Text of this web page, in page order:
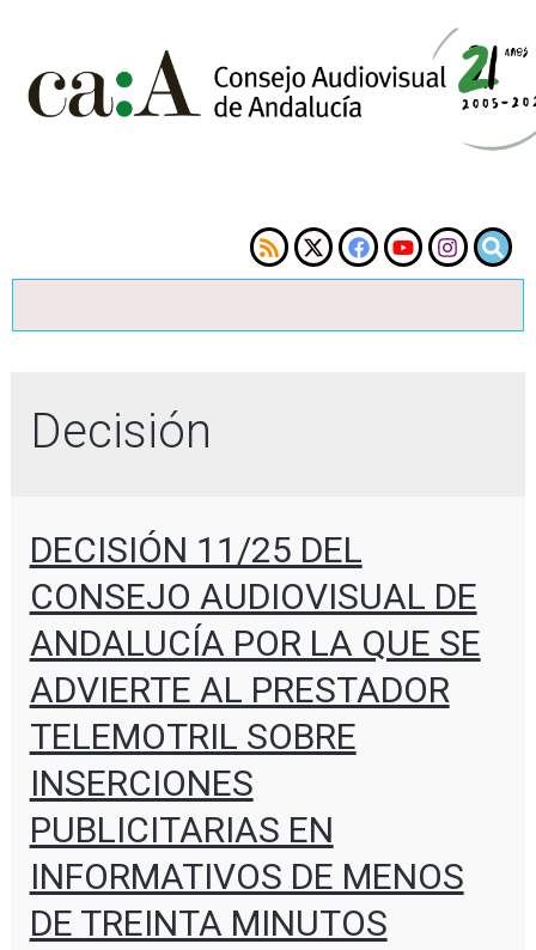
Decisión
DECISIÓN 11/25 DEL
CONSEJO AUDIOVISUAL DE
ANDALUCÍA POR LA QUE SE
ADVIERTE AL PRESTADOR
TELEMOTRIL SOBRE
INSERCIONES
PUBLICITARIAS EN
INFORMATIVOS DE MENOS
DE TREINTA MINUTOS